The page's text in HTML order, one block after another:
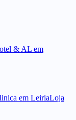
& AL em
em LeiriaLoja